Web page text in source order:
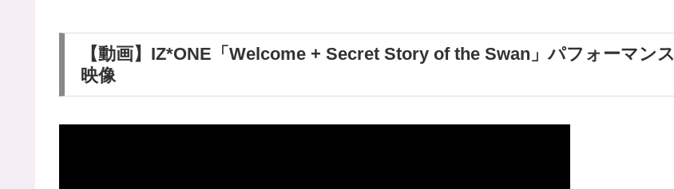
【動画】IZ*ONE「Welcome + Secret Story of the Swan」パフォーマンス
映像